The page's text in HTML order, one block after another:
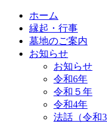
ホーム
縁起・行事
墓地のご案内
お知らせ
お知らせ
令和6年
令和５年
令和4年
法話（令和3